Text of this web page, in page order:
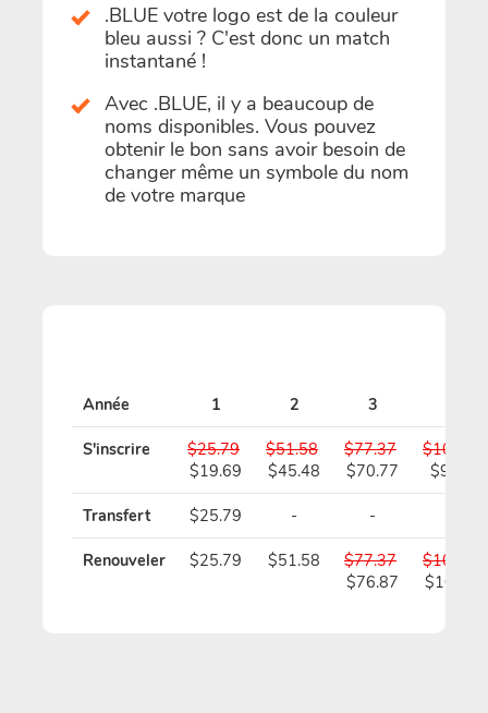
.BLUE votre logo est de la couleur
bleu aussi ? C'est donc un match
instantané !
Avec .BLUE, il y a beaucoup de
noms disponibles. Vous pouvez
obtenir le bon sans avoir besoin de
changer même un symbole du nom
de votre marque
Année 1 2 3
S'inscrire
$25.79
$19.69
$51.58
$45.48
$77.37
$70.77
$103.16
$96.06
Transfert $25.79 - -
Renouveler $25.79 $51.58
$77.37
$76.87
$103.16
$102.16